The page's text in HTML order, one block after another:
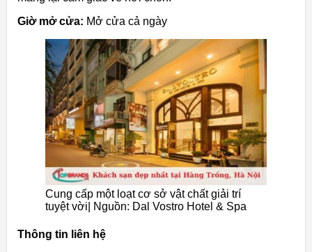
Giờ mở cửa: Mở cửa cả ngày
Cung cấp một loạt cơ sở vật chất giải trí
tuyệt vời| Nguồn: Dal Vostro Hotel & Spa
Thông tin liên hệ